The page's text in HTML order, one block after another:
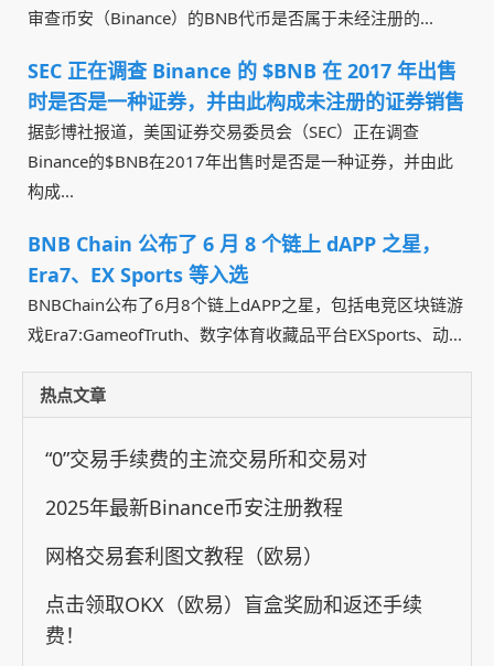
审查币安（Binance）的BNB代币是否属于未经注册的...
SEC 正在调查 Binance 的 $BNB 在 2017 年出售
时是否是一种证券，并由此构成未注册的证券销售
据彭博社报道，美国证券交易委员会（SEC）正在调查
Binance的$BNB在2017年出售时是否是一种证券，并由此
构成...
BNB Chain 公布了 6 月 8 个链上 dAPP 之星，
Era7、EX Sports 等入选
BNBChain公布了6月8个链上dAPP之星，包括电竞区块链游
戏Era7:GameofTruth、数字体育收藏品平台EXSports、动...
热点文章
“0”交易手续费的主流交易所和交易对
2025年最新Binance币安注册教程
网格交易套利图文教程（欧易）
点击领取OKX（欧易）盲盒奖励和返还手续
费！